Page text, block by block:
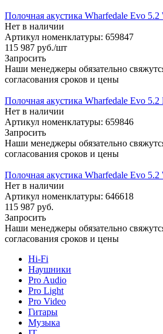
Полочная акустика Wharfedale Evo 5.2
Нет в наличии
Артикул номенклатуры: 659847
115 987 руб./шт
Запросить
Наши менеджеры обязательно
согласования сроков и цены
Полочная акустика Wharfedale Evo 5.2
Нет в наличии
Артикул номенклатуры: 659846
Запросить
Наши менеджеры обязательно
согласования сроков и цены
Полочная акустика Wharfedale Evo 5.2
Нет в наличии
Артикул номенклатуры: 646618
115 987 руб.
Запросить
Наши менеджеры обязательно
согласования сроков и цены
Hi-Fi
Наушники
Pro Audio
Pro Light
Pro Video
Гитары
Музыка